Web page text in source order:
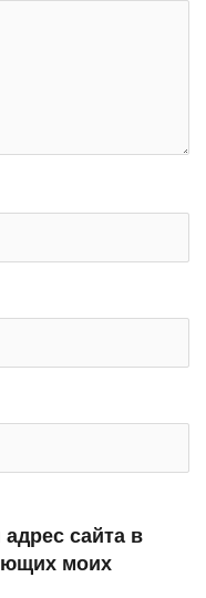
сайта в
моих